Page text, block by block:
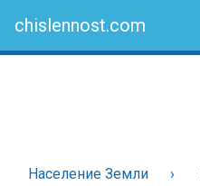
chislennost.com
Население Земли